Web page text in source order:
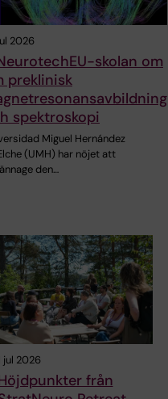
2026
skolan om
preklinisk
spektroskopi
Miguel Hernández
(UMH) har nöjet att
den…
jul 2026
från